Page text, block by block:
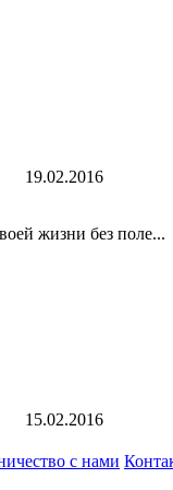
19.02.2016
жизни без поле...
15.02.2016
с нами